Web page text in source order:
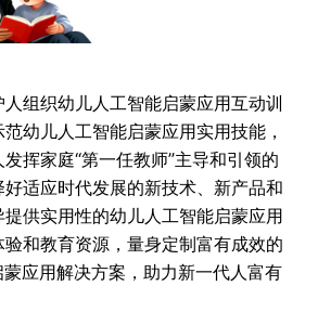
织幼儿人工智能启蒙应用互动训
幼儿人工智能启蒙应用实用技能，
挥家庭“第一任教师”主导和引领的
适应时代发展的新技术、新产品和
供实用性的幼儿人工智能启蒙应用
和教育资源，量身定制富有成效的
应用解决方案，助力新一代人富有